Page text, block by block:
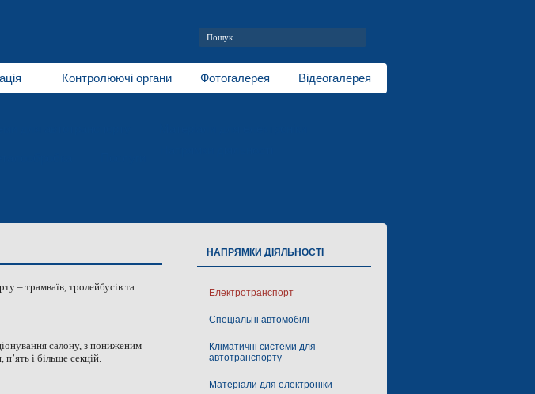
Контролюючі органи Фотогалерея
Відеогалерея
– трамваїв, тролейбусів та
салону, з пониженим
і більше секцій.
НАПРЯМКИ ДІЯЛЬНОСТІ
Електротранспорт
Спеціальні автомобілі
Кліматичні системи для
автотранспорту
Матеріали для електроніки